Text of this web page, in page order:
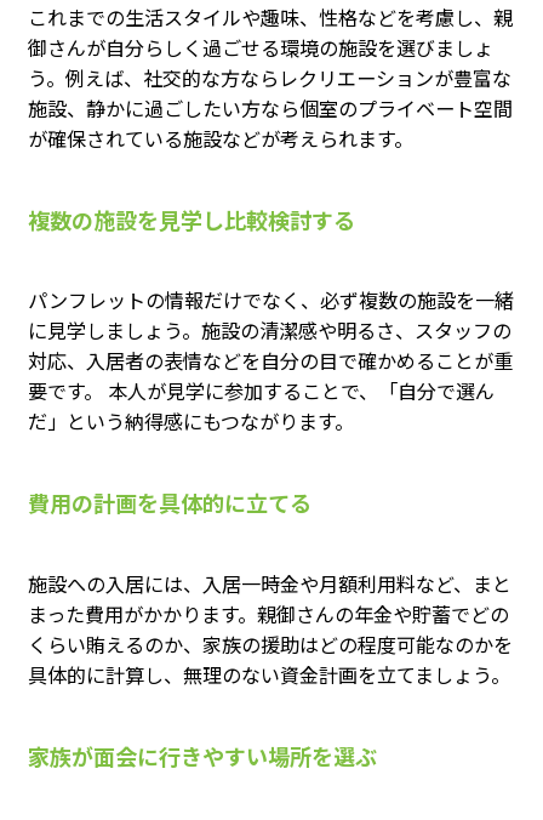
これまでの生活スタイルや趣味、性格などを考慮し、親
御さんが自分らしく過ごせる環境の施設を選びましょ
う。例えば、社交的な方ならレクリエーションが豊富な
施設、静かに過ごしたい方なら個室のプライベート空間
が確保されている施設などが考えられます。
複数の施設を見学し比較検討する
パンフレットの情報だけでなく、必ず複数の施設を一緒
に見学しましょう。施設の清潔感や明るさ、スタッフの
対応、入居者の表情などを自分の目で確かめることが重
要です。 本人が見学に参加することで、「自分で選ん
だ」という納得感にもつながります。
費用の計画を具体的に立てる
施設への入居には、入居一時金や月額利用料など、まと
まった費用がかかります。親御さんの年金や貯蓄でどの
くらい賄えるのか、家族の援助はどの程度可能なのかを
具体的に計算し、無理のない資金計画を立てましょう。
家族が面会に行きやすい場所を選ぶ